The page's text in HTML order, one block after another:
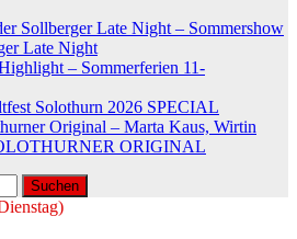
Sollberger Late Night – Sommershow
Late Night
– Sommerferien 11-
Solothurn 2026 SPECIAL
Original – Marta Kaus, Wirtin
ORIGINAL